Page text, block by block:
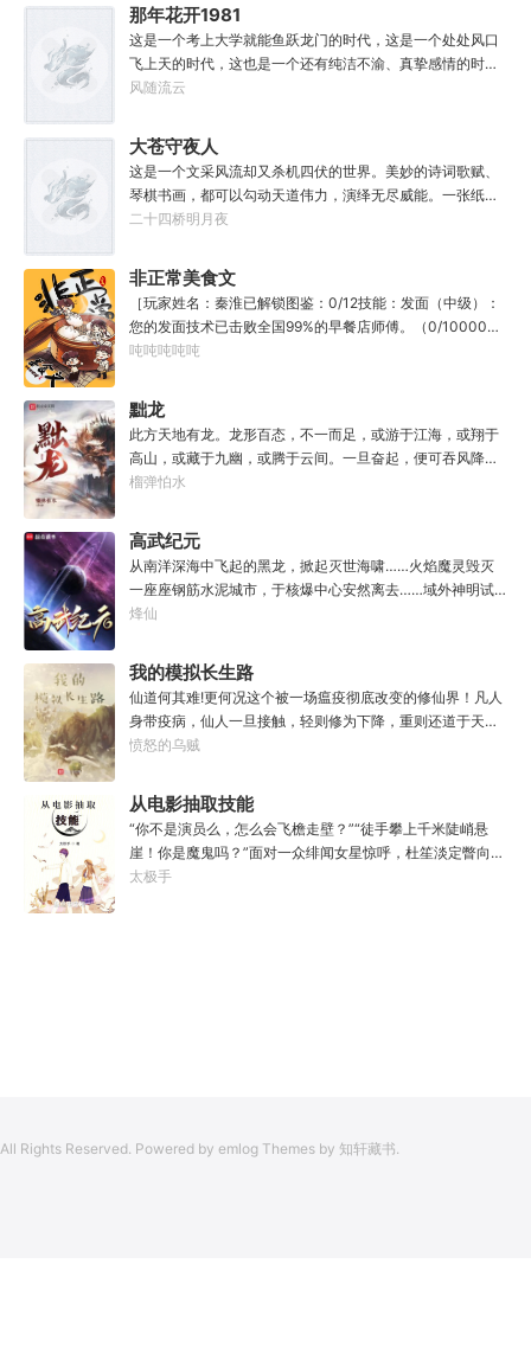
那年花开1981
这是一个考上大学就能鱼跃龙门的时代，这是一个处处风口
飞上天的时代，这也是一个还有纯洁不渝、真挚感情的时
代；只不过李野刚刚来到这个时代，却被劝着放弃高考进厂
冲刺型选手会考不上？那岂不是辜负了那么多年体育老师的
教导？”
风随流云
大苍守夜人
这是一个文采风流却又杀机四伏的世界。美妙的诗词歌赋、
琴棋书画，都可以勾动天道伟力，演绎无尽威能。一张纸可
封万载凶谷，一滴墨可将三千里海域化为永夜。林苏进入这
人毕生难以触摸的天花板，敢与诸子百家圣人争道。精智
计，察人心，演绎兵法三十六计，弹指间可换一国之君。不
知者谓他情种，知他者，言他为真性情。
二十四桥明月夜
非正常美食文
［玩家姓名：秦淮已解锁图鉴：0/12技能：发面（中级）：
您的发面技术已击败全国99%的早餐店师傅。（0/10000）
调馅（高级）：您的调馅水平已击败全国100%的早餐店师
的那一刻，美食文主角迎来了他加载成功的系统。秦淮：美
食文，早说呀，这个他熟！后来——秦淮发现这好像不是个
单纯的美食文系统。好像还加了些奇奇怪怪的东西。连带着
他看邻居、朋友、客人、员工都不太像人……不过没事。遇
事不决，先吃一口！.游戏说明：1.本游戏自由度极高，请玩
力解锁图鉴。3.一切解释归游戏所有。
吨吨吨吨吨
黜龙
此方天地有龙。龙形百态，不一而足，或游于江海，或翔于
高山，或藏于九幽，或腾于云间。一旦奋起，便可吞风降
雪，引江划河，落雷喷火，分山避海。此处人间也有龙。人
之志。一时机发，便可翻云覆雨，决势分野，定鼎问道，证
位成龙。作为一个迷路的穿越者，张行一开始也想成龙，但
后来，他发现这个行当卷的太厉害了，就决定改行，去黜落
群龙。所谓行尽天下路，使天地处处通，黜遍天下龙，使世
间人人可为龙。
榴弹怕水
高武纪元
从南洋深海中飞起的黑龙，掀起灭世海啸……火焰魔灵毁灭
一座座钢筋水泥城市，于核爆中心安然离去……域外神明试
图统治整片星海……这是人类科技高度发达的未来世界。也
源，心怀能观想星海的奇异神宫，在这个世界艰难前行。多
年以后。“我现在的飞行速度是122682米/每秒，力量爆发
是……”李源在距蓝星表层约180公里的大气层中极速飞行，
冰冷眸子盯着昏暗虚空尽头那条形似神话传说中神龙的庞然
大物：“你，应该是所有入侵半神生命体中最强的一个
烽仙
我的模拟长生路
仙道何其难!更何况这个被一场瘟疫彻底改变的修仙界！凡人
身带疫病，仙人一旦接触，轻则修为下降，重则还道于天，
于是仙凡永隔；仙法不可同修，整个修仙界成为了一个巨大
凡尘中打滚，蹉跎一生。好在临终之时终于觉醒异宝，能够
化真为假，将真实的人生转为黄粱一梦，重回刚穿越之时！
于是，李凡开始了他的漫漫长生路！第二世，李凡历时五十
载终权倾天下，但却遍寻世间而不见仙踪。只在人生的末尾
得见仙人痕迹。第三世，李凡殚精竭虑、百般谋划，却终抵
愤怒的乌贼
从电影抽取技能
“你不是演员么，怎么会飞檐走壁？”“徒手攀上千米陡峭悬
崖！你是魔鬼吗？”面对一众绯闻女星惊呼，杜笙淡定瞥向从
影片中获得的绝技：【龙象般若功（紫）：十龙十象之力，
太极手
All Rights Reserved. Powered by emlog Themes by 知轩藏书.